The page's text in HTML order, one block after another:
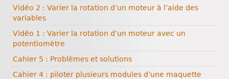
Vidéo 2 : Varier la rotation d’un moteur à l’aide des
variables
Vidéo 1 : Varier la rotation d’un moteur avec un
potentiomètre
Cahier 5 : Problèmes et solutions
Cahier 4 : piloter plusieurs modules d’une maquette